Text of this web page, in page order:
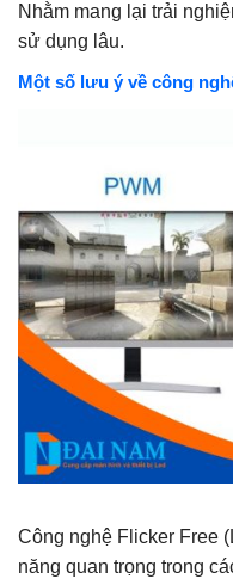
Nhằm mang lại trải
sử dụng lâu.
Một số lưu ý về công
Công nghệ Flicker Free
năng quan trọng trong